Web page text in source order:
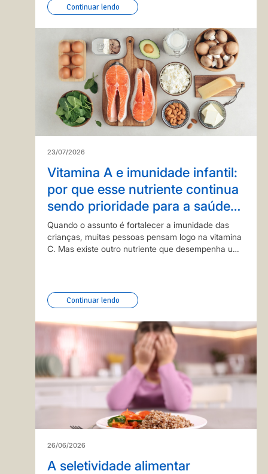
Continuar lendo
23/07/2026
Vitamina A e imunidade infantil:
por que esse nutriente continua
sendo prioridade para a saúde
das crianças?
Quando o assunto é fortalecer a imunidade das
crianças, muitas pessoas pensam logo na vitamina
C. Mas existe outro nutriente que desempenha um
Continuar lendo
26/06/2026
A seletividade alimentar